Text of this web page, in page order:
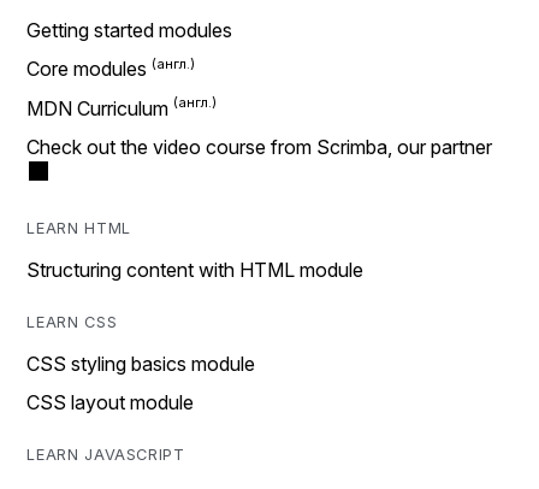
Getting started modules
Core modules
MDN Curriculum
Check out the video course from Scrimba, our partner
LEARN HTML
Structuring content with HTML module
LEARN CSS
CSS styling basics module
CSS layout module
LEARN JAVASCRIPT